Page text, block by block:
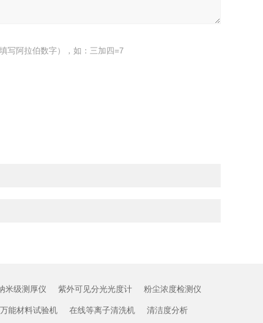
写阿拉伯数字），如：三加四=7
米级测厚仪 紫外可见分光光度计 粉尘浓度检测仪
能材料试验机 在线等离子清洗机 清洁度分析